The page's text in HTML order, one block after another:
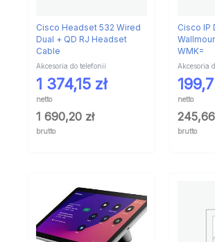
Cisco Headset 532 Wired
Dual + QD RJ Headset
Cable
Akcesoria do telefonii
1 374,15 zł
netto
1 690,20 zł
brutto
Cisco IP
WMK=
Akcesoria
netto
245,66
brutto